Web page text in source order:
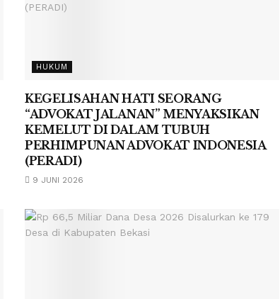
HUKUM
KEGELISAHAN HATI SEORANG
“ADVOKAT JALANAN” MENYAKSIKAN
KEMELUT DI DALAM TUBUH
PERHIMPUNAN ADVOKAT INDONESIA
(PERADI)
9 JUNI 2026